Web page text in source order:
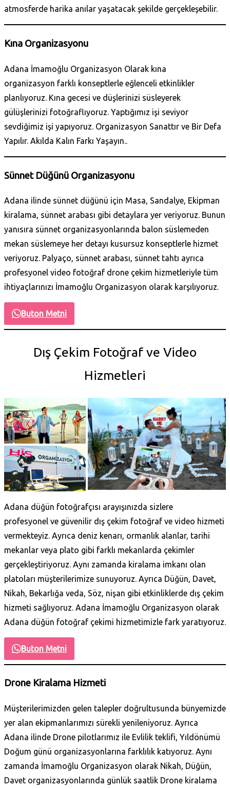
atmosferde harika anılar yaşatacak şekilde gerçekleşebilir.
Kına Organizasyonu
Adana İmamoğlu Organizasyon Olarak kına
organizasyon farklı konseptlerle eğlenceli etkinlikler
planlıyoruz. Kına gecesi ve düşlerinizi süsleyerek
gülüşlerinizi fotoğraflıyoruz. Yaptığımız işi seviyor
sevdiğimiz işi yapıyoruz. Organizasyon Sanattır ve Bir Defa
Yapılır. Akılda Kalın Farkı Yaşayın..
Sünnet Düğünü Organizasyonu
Adana ilinde sünnet düğünü için Masa, Sandalye, Ekipman
kiralama, sünnet arabası gibi detaylara yer veriyoruz. Bunun
yanısıra sünnet organizasyonlarında balon süslemeden
mekan süslemeye her detayı kusursuz konseptlerle hizmet
veriyoruz. Palyaço, sünnet arabası, sünnet tahtı ayrıca
profesyonel video fotoğraf drone çekim hizmetleriyle tüm
ihtiyaçlarınızı İmamoğlu Organizasyon olarak karşılıyoruz.
Buton Metni
Dış Çekim Fotoğraf ve Video
Hizmetleri
Adana düğün fotoğrafçısı arayışınızda sizlere
profesyonel ve güvenilir dış çekim fotoğraf ve video hizmeti
vermekteyiz. Ayrıca deniz kenarı, ormanlık alanlar, tarihi
mekanlar veya plato gibi farklı mekanlarda çekimler
gerçekleştiriyoruz. Aynı zamanda kiralama imkanı olan
platoları müşterilerimize sunuyoruz. Ayrıca Düğün, Davet,
Nikah, Bekarlığa veda, Söz, nişan gibi etkinliklerde dış çekim
hizmeti sağlıyoruz. Adana İmamoğlu Organizasyon olarak
Adana düğün fotoğraf çekimi hizmetimizle fark yaratıyoruz.
Buton Metni
Drone Kiralama Hizmeti
Müşterilerimizden gelen talepler doğrultusunda bünyemizde
yer alan ekipmanlarımızı sürekli yenileniyoruz. Ayrıca
Adana ilinde Drone pilotlarımız ile Evlilik teklifi, Yıldönümü
Doğum günü organizasyonlarına farklılık katıyoruz. Aynı
zamanda İmamoğlu Organizasyon olarak Nikah, Düğün,
Davet organizasyonlarında günlük saatlik Drone kiralama